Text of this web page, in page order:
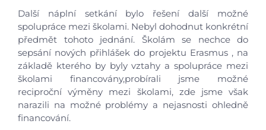
Další náplní setkání bylo řešení další možné
spolupráce mezi školami. Nebyl dohodnut konkrétní
předmět tohoto jednání. Školám se nechce do
sepsání nových přihlášek do projektu Erasmus , na
základě kterého by byly vztahy a spolupráce mezi
školami financovány,probírali jsme možné
reciproční výměny mezi školami, zde jsme však
narazili na možné problémy a nejasnosti ohledně
financování.